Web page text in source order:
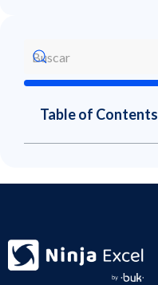
Table of Contents